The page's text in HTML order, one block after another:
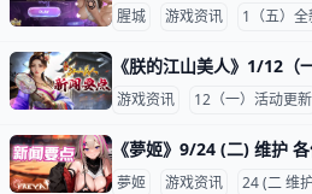
腥城 游戏资讯 1（五）全
游戏资讯 12（一）活动更新
夢姬 游戏资讯 24 (二 维护